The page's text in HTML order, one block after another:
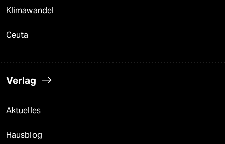
Klimawandel
Ceuta
Verlag
Aktuelles
Hausblog